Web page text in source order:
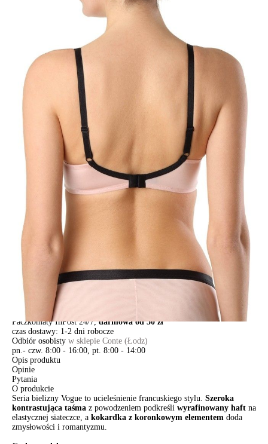
75D
75E
80B
80E
85B
85C
85D
Ilość:
DODAJ DO KOSZYKA
Jak złożyć zamówienie
POWIADOM MNIE O DOSTĘPNOŚCI
ПОЛУЧИТЬ ПО EMAIL
Dostawa
Kurier,
darmowa od 99 zł
czas dostawy: 1-2 dni robocze
Paczkomaty InPost 24/7,darmowa od 50 zł
czas dostawy: 1-2 dni robocze
Odbiór osobisty w sklepie Conte (Łodz)
pn.- czw. 8:00 - 16:00, pt. 8:00 - 14:00
Opis produktu
Opinie
Pytania
O produkcie
Seria bielizny Vogue to ucieleśnienie francuskiego stylu. Szeroka
kontrastująca taśma z powodzeniem podkreśli wyrafinowany haft na
elastycznej siateczce, a kokardka z koronkowym elementem doda
zmysłowości i romantyzmu.